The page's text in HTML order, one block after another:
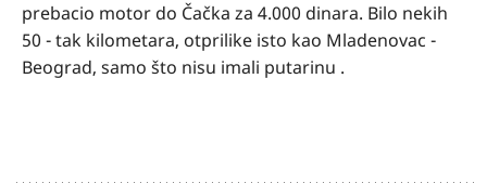
prebacio motor do Čačka za 4.000 dinara. Bilo nekih
50 - tak kilometara, otprilike isto kao Mladenovac -
Beograd, samo što nisu imali putarinu .